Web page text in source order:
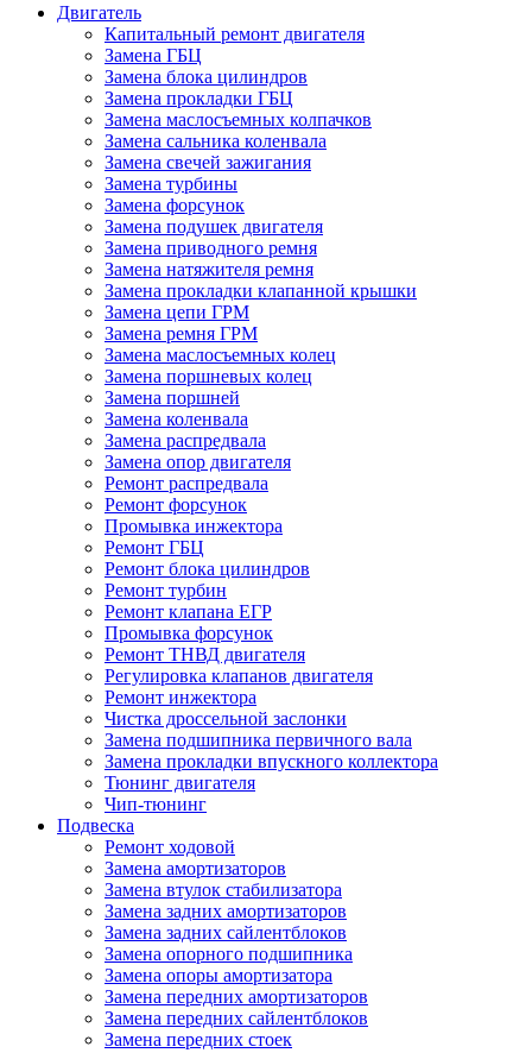
Двигатель
Капитальный ремонт двигателя
Замена ГБЦ
Замена блока цилиндров
Замена прокладки ГБЦ
Замена маслосъемных колпачков
Замена сальника коленвала
Замена свечей зажигания
Замена турбины
Замена форсунок
Замена подушек двигателя
Замена приводного ремня
Замена натяжителя ремня
Замена прокладки клапанной крышки
Замена цепи ГРМ
Замена ремня ГРМ
Замена маслосъемных колец
Замена поршневых колец
Замена поршней
Замена коленвала
Замена распредвала
Замена опор двигателя
Ремонт распредвала
Ремонт форсунок
Промывка инжектора
Ремонт ГБЦ
Ремонт блока цилиндров
Ремонт турбин
Ремонт клапана ЕГР
Промывка форсунок
Ремонт ТНВД двигателя
Регулировка клапанов двигателя
Ремонт инжектора
Чистка дроссельной заслонки
Замена подшипника первичного вала
Замена прокладки впускного коллектора
Тюнинг двигателя
Чип-тюнинг
Подвеска
Ремонт ходовой
Замена амортизаторов
Замена втулок стабилизатора
Замена задних амортизаторов
Замена задних сайлентблоков
Замена опорного подшипника
Замена опоры амортизатора
Замена передних амортизаторов
Замена передних сайлентблоков
Замена передних стоек